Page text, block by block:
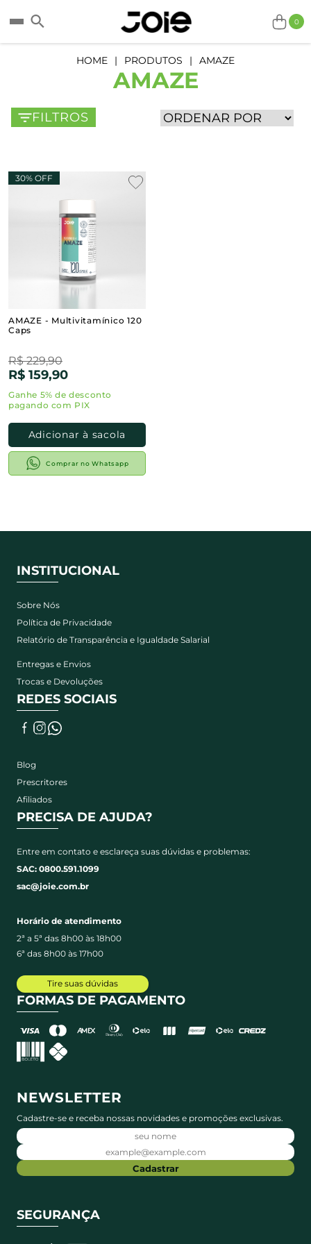
0
HOME PRODUTOS AMAZE
AMAZE
FILTROS
30% OFF
AMAZE - Multivitamínico 120
Caps
R$ 229,90
R$ 159,90
Adicionar à sacola
Comprar no Whatsapp
INSTITUCIONAL
Sobre Nós
Política de Privacidade
Relatório de Transparência e Igualdade Salarial
Entregas e Envios
Trocas e Devoluções
REDES SOCIAIS
Blog
Prescritores
Afiliados
PRECISA DE AJUDA?
Entre em contato e esclareça suas dúvidas e problemas:
SAC: 0800.591.1099
sac@joie.com.br
Horário de atendimento
2ª a 5ª das 8h00 às 18h00
6ª das 8h00 às 17h00
Tire suas dúvidas
FORMAS DE PAGAMENTO
NEWSLETTER
Cadastre-se e receba nossas novidades e promoções exclusivas.
Cadastrar
SEGURANÇA